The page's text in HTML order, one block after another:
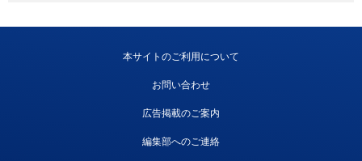
本サイトのご利用について
お問い合わせ
広告掲載のご案内
編集部へのご連絡